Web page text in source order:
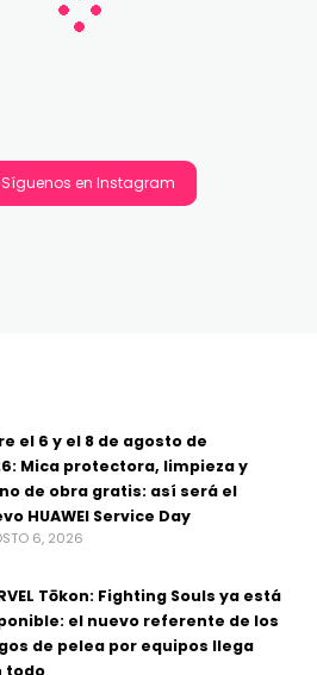
Síguenos en Instagram
el 6 y el 8 de agosto de
Mica protectora, limpieza y
de obra gratis: así será el
HUAWEI Service Day
6, 2026
Tōkon: Fighting Souls ya está
el nuevo referente de los
de pelea por equipos llega